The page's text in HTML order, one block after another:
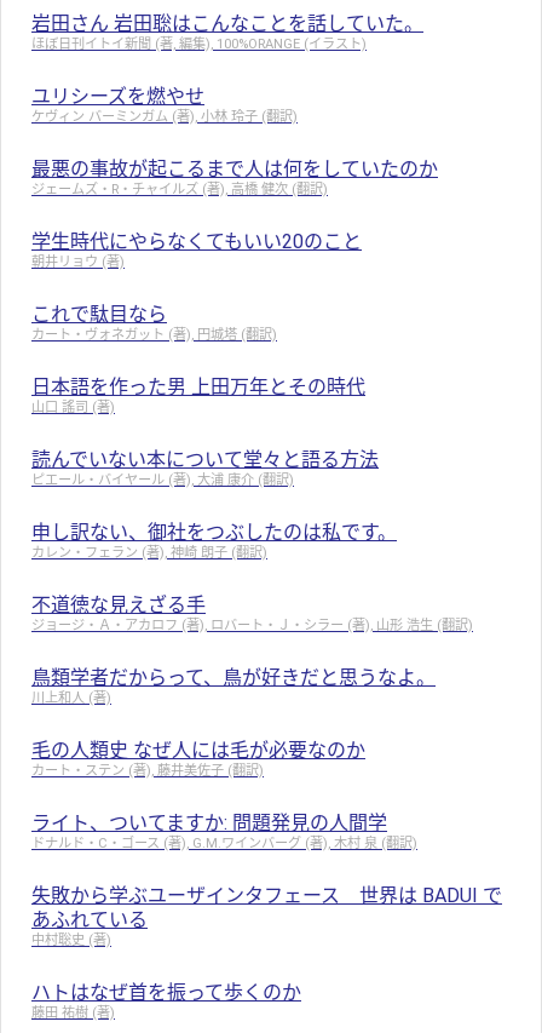
岩田さん 岩田聡はこんなことを話していた。
ほぼ日刊イトイ新聞 (著, 編集), 100%ORANGE (イラスト)
ユリシーズを燃やせ
ケヴィン バーミンガム (著), 小林 玲子 (翻訳)
最悪の事故が起こるまで人は何をしていたのか
ジェームズ・R・チャイルズ (著), 高橋 健次 (翻訳)
学生時代にやらなくてもいい20のこと
朝井リョウ (著)
これで駄目なら
カート・ヴォネガット (著), 円城塔 (翻訳)
日本語を作った男 上田万年とその時代
山口 謠司 (著)
読んでいない本について堂々と語る方法
ピエール・バイヤール (著), 大浦 康介 (翻訳)
申し訳ない、御社をつぶしたのは私です。
カレン・フェラン (著), 神崎 朗子 (翻訳)
不道徳な見えざる手
ジョージ・Ａ・アカロフ (著), ロバート・Ｊ・シラー (著), 山形 浩生 (翻訳)
鳥類学者だからって、鳥が好きだと思うなよ。
川上和人 (著)
毛の人類史 なぜ人には毛が必要なのか
カート・ステン (著), 藤井美佐子 (翻訳)
ライト、ついてますか: 問題発見の人間学
ドナルド・C・ゴース (著), G.M.ワインバーグ (著), 木村 泉 (翻訳)
失敗から学ぶユーザインタフェース 世界は BADUI で
あふれている
中村聡史 (著)
ハトはなぜ首を振って歩くのか
藤田 祐樹 (著)